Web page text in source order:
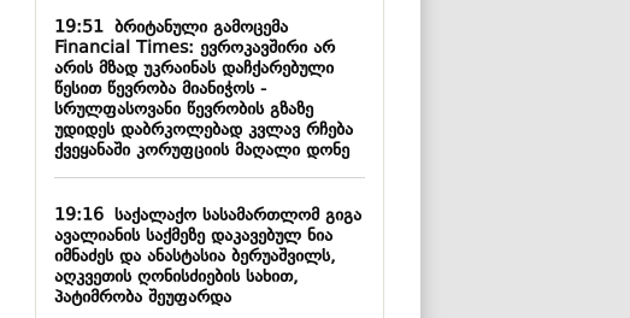
19:51ბრიტანული გამოცემა
Financial Times: ევროკავშირი არ
არის მზად უკრაინას დაჩქარებული
წესით წევრობა მიანიჭოს -
სრულფასოვანი წევრობის გზაზე
უდიდეს დაბრკოლებად კვლავ რჩება
ქვეყანაში კორუფციის მაღალი დონე
19:16საქალაქო სასამართლომ გიგა
ავალიანის საქმეზე დაკავებულ ნია
იმნაძეს და ანასტასია ბერუაშვილს,
აღკვეთის ღონისძიების სახით,
პატიმრობა შეუფარდა